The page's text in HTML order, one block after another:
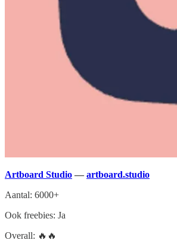
Artboard Studio — artboard.studio
Aantal: 6000+
Ook freebies: Ja
Overall: 🔥🔥